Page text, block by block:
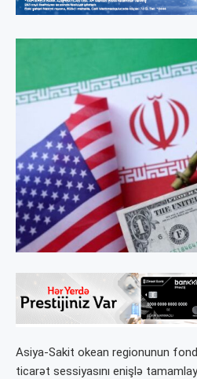
Asiya-Sakit okean regionunun
ticarət sessiyasını enişlə